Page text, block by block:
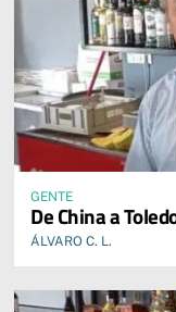
GENTE
De China a
ÁLVARO C. L.